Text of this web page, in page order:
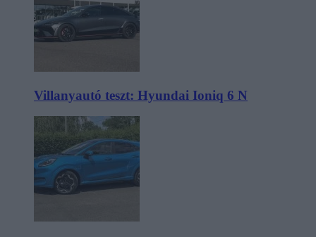
Villanyautó teszt: Hyundai Ioniq 6 N